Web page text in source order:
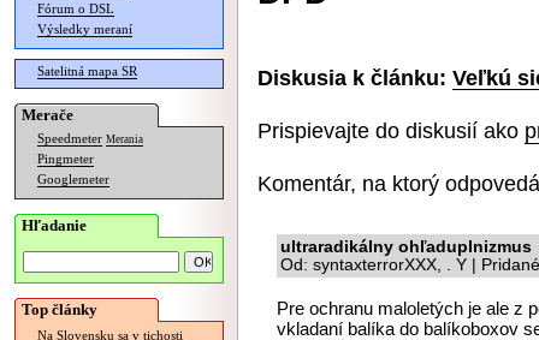
Fórum o DSL
Výsledky meraní
Satelitná mapa SR
Merače
Speedmeter Merania
Pingmeter
Googlemeter
Hľadanie
Top články
Na Slovensku sa v tichosti
Diskusia k článku: Veľkú
Prispievajte do diskusií ako
Komentár, na ktorý
ultraradikálny ohľaduplnizmus
Od: syntaxterrorXXX, . Y |
Pre ochranu maloletých je ale z
vkladaní balíka do balíkoboxov